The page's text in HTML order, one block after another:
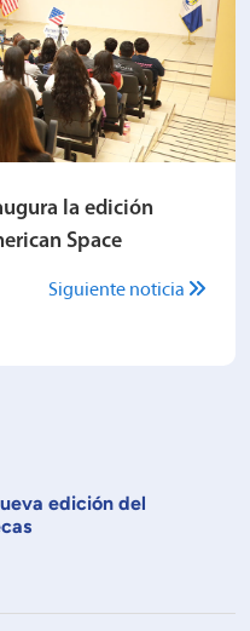
la edición
Space
Siguiente noticia
edición del